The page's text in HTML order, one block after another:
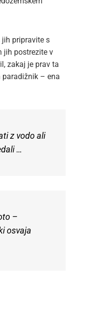
jih pripravite s
jih postrezite v
zakaj je prav ta
– ena
z vodo ali
…
–
osvaja